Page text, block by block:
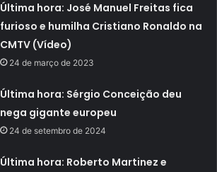
Última hora: José Manuel Freitas fica
furioso e humilha Cristiano Ronaldo na
CMTV (Vídeo)
24 de março de 2023
Última hora: Sérgio Conceição deu
nega gigante europeu
24 de setembro de 2024
Última hora: Roberto Martinez e